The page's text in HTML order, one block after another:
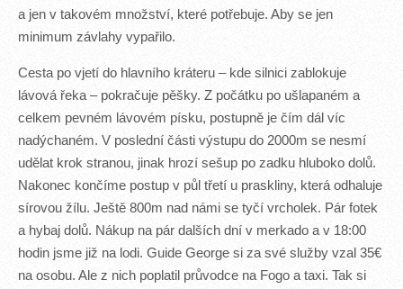
a jen v takovém množství, které potřebuje. Aby se jen
minimum závlahy vypařilo.
Cesta po vjetí do hlavního kráteru – kde silnici zablokuje
lávová řeka – pokračuje pěšky. Z počátku po ušlapaném a
celkem pevném lávovém písku, postupně je čím dál víc
nadýchaném. V poslední části výstupu do 2000m se nesmí
udělat krok stranou, jinak hrozí sešup po zadku hluboko dolů.
Nakonec končíme postup v půl třetí u praskliny, která odhaluje
sírovou žílu. Ještě 800m nad námi se tyčí vrcholek. Pár fotek
a hybaj dolů. Nákup na pár dalších dní v merkado a v 18:00
hodin jsme již na lodi. Guide George si za své služby vzal 35€
na osobu. Ale z nich poplatil průvodce na Fogo a taxi. Tak si